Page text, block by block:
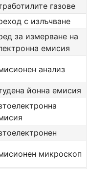
газове
с излъчване
за измерване на
емисия
анализ
йонна емисия
микроскоп